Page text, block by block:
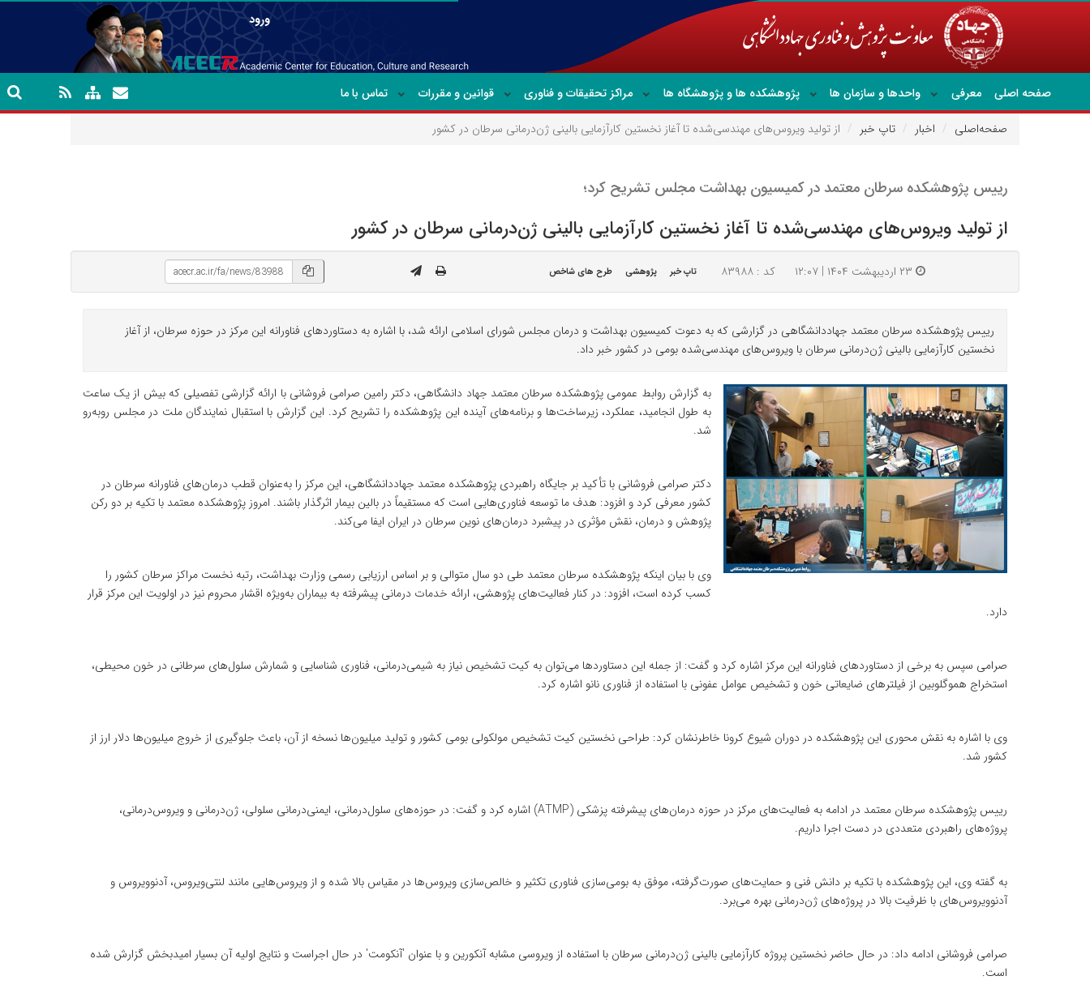
ورود
صفحه اصلی معرفی واحدها و سازمان ها پژوهشکده ها و پژوهشگاه ها مراکز تحقیقات و فناوری قوانین و مقررات
تماس با ما
صفحه‌اصلی
اخبار تاپ خبر از تولید ویروس‌های مهندسی‌شده تا آغاز نخستین کارآزمایی بالینی ژن‌درمانی سرطان در کشور
رییس پژوهشکده سرطان معتمد در کمیسیون بهداشت مجلس تشریح کرد؛
از تولید ویروس‌های مهندسی‌شده تا آغاز نخستین کارآزمایی بالینی ژن‌درمانی سرطان در کشور
کد : ۸۳۹۸۸ تاپ خبر پژوهشی طرح های شاخص
رییس پژوهشکده سرطان معتمد جهاددانشگاهی در گزارشی که به دعوت کمیسیون بهداشت و درمان مجلس شورای اسلامی ارائه شد، با اشاره به دستاوردهای فناورانه این مرکز در حوزه سرطان، از آغاز
نخستین کارآزمایی بالینی ژن‌درمانی سرطان با ویروس‌های مهندسی‌شده بومی در کشور خبر داد.
به گزارش روابط عمومی پژوهشکده سرطان معتمد جهاد دانشگاهی، دکتر رامین صرامی فروشانی با ارائه گزارشی تفصیلی که بیش از یک ساعت
به طول انجامید، عملکرد، زیرساخت‌ها و برنامه‌های آینده این پژوهشکده را تشریح کرد. این گزارش با استقبال نمایندگان ملت در مجلس روبه‌رو
شد.
دکتر صرامی فروشانی با تأکید بر جایگاه راهبردی پژوهشکده معتمد جهاددانشگاهی، این مرکز را به‌عنوان قطب درمان‌های فناورانه سرطان در
کشور معرفی کرد و افزود: هدف ما توسعه فناوری‌هایی است که مستقیماً در بالین بیمار اثرگذار باشند. امروز پژوهشکده معتمد با تکیه بر دو رکن
پژوهش و درمان، نقش مؤثری در پیشبرد درمان‌های نوین سرطان در ایران ایفا می‌کند.
وی با بیان اینکه پژوهشکده سرطان معتمد طی دو سال متوالی و بر اساس ارزیابی رسمی وزارت بهداشت، رتبه نخست مراکز سرطان کشور را
کسب کرده است، افزود: در کنار فعالیت‌های پژوهشی، ارائه خدمات درمانی پیشرفته به بیماران به‌ویژه اقشار محروم نیز در اولویت این مرکز قرار
دارد.
صرامی سپس به برخی از دستاوردهای فناورانه این مرکز اشاره کرد و گفت: از جمله این دستاوردها می‌توان به کیت تشخیص نیاز به شیمی‌درمانی، فناوری شناسایی و شمارش سلول‌های سرطانی در خون محیطی،
استخراج هموگلوبین از فیلترهای ضایعاتی خون و تشخیص عوامل عفونی با استفاده از فناوری نانو اشاره کرد.
وی با اشاره به نقش محوری این پژوهشکده در دوران شیوع کرونا خاطرنشان کرد: طراحی نخستین کیت تشخیص مولکولی بومی کشور و تولید میلیون‌ها نسخه از آن، باعث جلوگیری از خروج میلیون‌ها دلار ارز از
کشور شد.
رییس پژوهشکده سرطان معتمد در ادامه به فعالیت‌های مرکز در حوزه درمان‌های پیشرفته پزشکی (ATMP) اشاره کرد و گفت: در حوزه‌های سلول‌درمانی، ایمنی‌درمانی سلولی، ژن‌درمانی و ویروس‌درمانی،
پروژه‌های راهبردی متعددی در دست اجرا داریم.
به گفته وی، این پژوهشکده با تکیه بر دانش فنی و حمایت‌های صورت‌گرفته، موفق به بومی‌سازی فناوری تکثیر و خالص‌سازی ویروس‌ها در مقیاس بالا شده و از ویروس‌هایی مانند لنتی‌ویروس، آدنوویروس و
آدنوویروس‌های با ظرفیت بالا در پروژه‌های ژن‌درمانی بهره می‌برد.
صرامی فروشانی ادامه داد: در حال حاضر نخستین پروژه کارآزمایی بالینی ژن‌درمانی سرطان با استفاده از ویروسی مشابه آنکورین و با عنوان 'آنکومت' در حال اجراست و نتایج اولیه آن بسیار امیدبخش گزارش شده
است.